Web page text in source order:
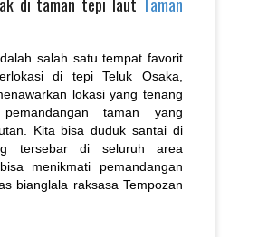
salah satu tempat favorit
di tepi Teluk Osaka,
lokasi yang tenang
taman yang
Kita bisa duduk santai di
tersebar di seluruh area
menikmati pemandangan
bianglala raksasa Tempozan